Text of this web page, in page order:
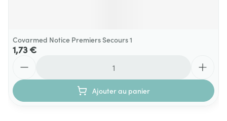
Covarmed Notice Premiers Secours 1
1,73 €
Ajouter au panier